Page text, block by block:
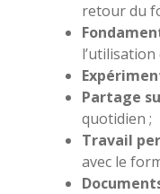
retour du
l’utilisation
Partage
quotidien ;
Travail
avec le